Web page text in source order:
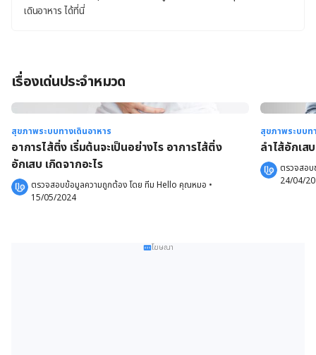
เดินอาหาร ได้ที่นี่
เรื่องเด่นประจำหมวด
สุขภาพระบบทางเดินอาหาร
อาการไส้ติ่ง เริ่มต้นจะเป็นอย่างไร อาการไส้ติ่ง
อักเสบ เกิดจากอะไร
ตรวจสอบข้อมูลความถูกต้อง โดย ทีม Hello คุณหมอ •
15/05/2024
สุขภาพระบบท
ลําไส้อักเส
ตรวจสอ
24/04/
โฆษณา